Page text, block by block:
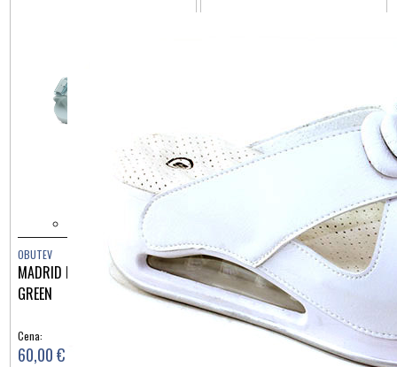
OBUTEV
MADRID BIG BUCKLE EVA SURF
GREEN
Cena:
60,00 €
OBUTEV
MADRID BIG BUCKLE EVA
EGGSHELL